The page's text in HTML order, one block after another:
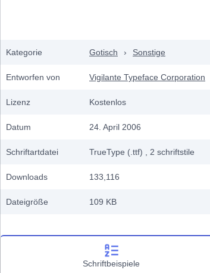
Kategorie Gotisch › Sonstige
Entworfen von Vigilante Typeface Corporation
Lizenz Kostenlos
Datum 24. April 2006
Schriftartdatei TrueType (.ttf) , 2 schriftstile
Downloads 133,116
Dateigröße 109 KB
Schriftbeispiele